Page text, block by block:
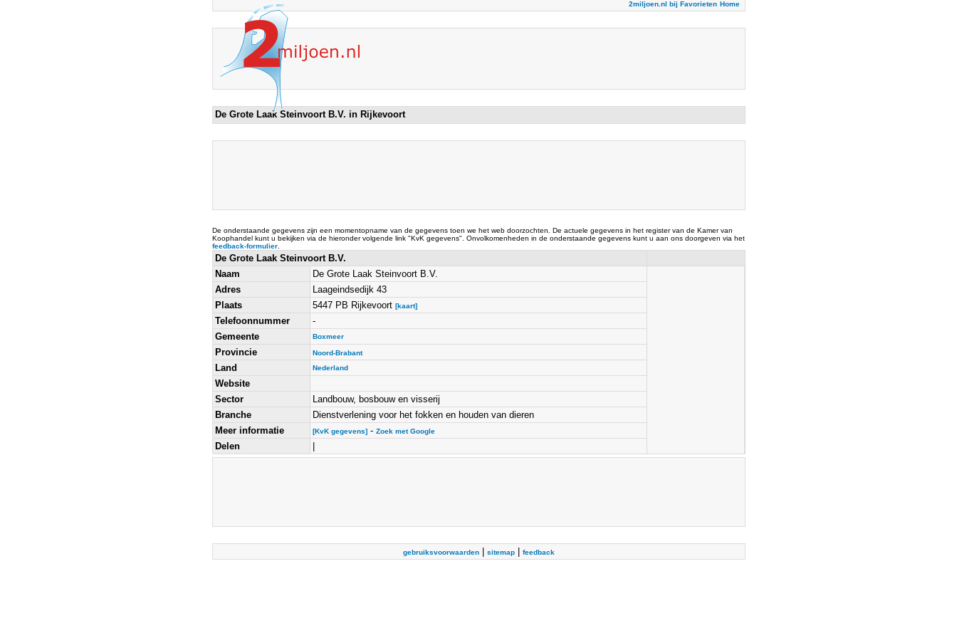
2miljoen.nl bij Favorieten Home
De Grote Laak Steinvoort B.V. in Rijkevoort
De onderstaande gegevens zijn een momentopname van de gegevens toen we het web doorzochten. De actuele gegevens in het register van de Kamer van
Koophandel kunt u bekijken via de hieronder volgende link "KvK gegevens". Onvolkomenheden in de onderstaande gegevens kunt u aan ons doorgeven via het
feedback-formulier.
De Grote Laak Steinvoort B.V.
Naam
De Grote Laak Steinvoort B.V.
Adres
Laageindsedijk 43
Plaats
5447 PB Rijkevoort [kaart]
Telefoonnummer
-
Gemeente
Boxmeer
Provincie Noord-Brabant
Land Nederland
Website
Sector
Landbouw, bosbouw en visserij
Branche
Dienstverlening voor het fokken en houden van dieren
Meer informatie
[KvK gegevens]- Zoek met Google
Delen
gebruiksvoorwaarden| sitemap| feedback